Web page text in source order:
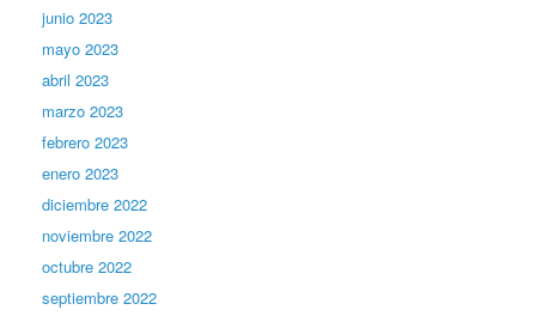
junio 2023
mayo 2023
abril 2023
marzo 2023
febrero 2023
enero 2023
diciembre 2022
noviembre 2022
octubre 2022
septiembre 2022